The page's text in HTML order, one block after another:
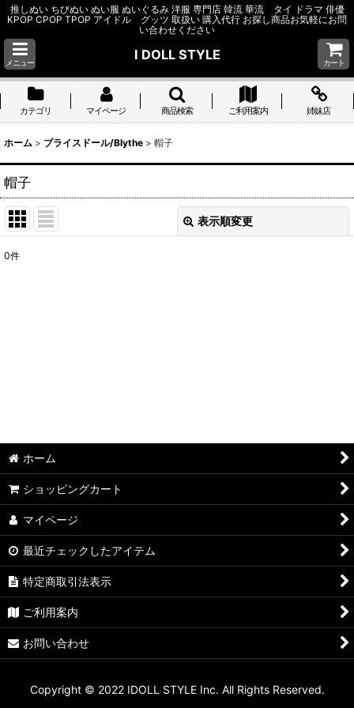
推しぬい ちびぬい ぬい服 ぬいぐるみ 洋服 専門店 韓流 華流 タイ ドラマ 俳優
KPOP CPOP TPOP アイドル グッツ 取扱い 購入代行 お探し商品お気軽にお問
い合わせください
メニュー
I DOLL STYLE
カート
カテゴリ マイページ 商品検索 ご利用案内 姉妹店
ホーム > ブライスドール/Blythe > 帽子
帽子
表示順変更
0件
ホーム
ショッピングカート
マイページ
最近チェックしたアイテム
特定商取引法表示
ご利用案内
お問い合わせ
Copyright © 2022 IDOLL STYLE Inc. All Rights Reserved.